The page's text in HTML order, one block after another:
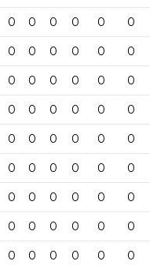
0 0 0 0 0 0
0 0 0 0 0 0
0 0 0 0 0 0
0 0 0 0 0 0
0 0 0 0 0 0
0 0 0 0 0 0
0 0 0 0 0 0
0 0 0 0 0 0
0 0 0 0 0 0